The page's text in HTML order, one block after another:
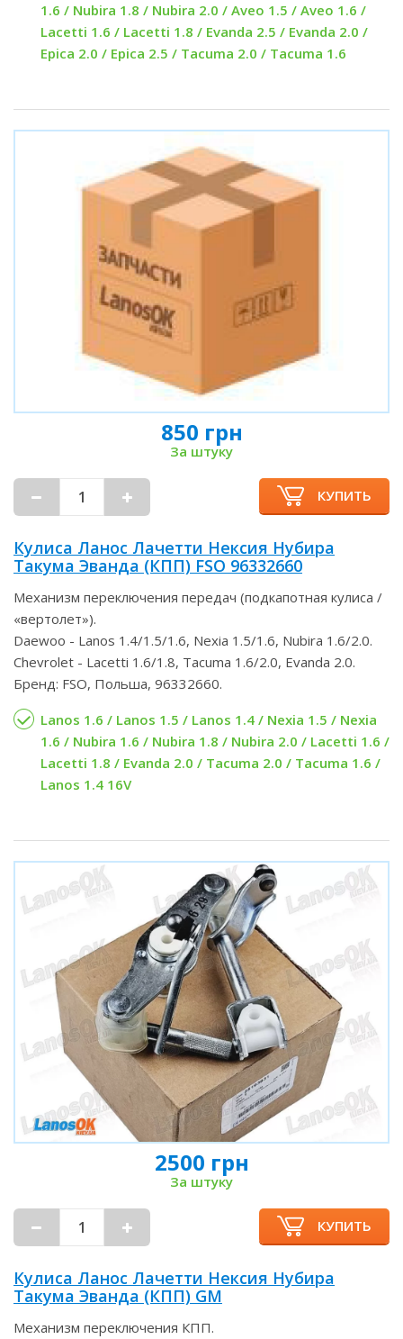
1.6 / Nubira 1.8 / Nubira 2.0 / Aveo 1.5 / Aveo 1.6 /
Lacetti 1.6 / Lacetti 1.8 / Evanda 2.5 / Evanda 2.0 /
Epica 2.0 / Epica 2.5 / Tacuma 2.0 / Tacuma 1.6
850 грн
За штуку
КУПИТЬ
Кулиса Ланос Лачетти Нексия Нубира
Такума Эванда (КПП) FSO 96332660
Механизм переключения передач (подкапотная кулиса /
«вертолет»).
Daewoo - Lanos 1.4/1.5/1.6, Nexia 1.5/1.6, Nubira 1.6/2.0.
Chevrolet - Lacetti 1.6/1.8, Tacuma 1.6/2.0, Evanda 2.0.
Бренд: FSO, Польша, 96332660.
Lanos 1.6 / Lanos 1.5 / Lanos 1.4 / Nexia 1.5 / Nexia
1.6 / Nubira 1.6 / Nubira 1.8 / Nubira 2.0 / Lacetti 1.6 /
Lacetti 1.8 / Evanda 2.0 / Tacuma 2.0 / Tacuma 1.6 /
Lanos 1.4 16V
2500 грн
За штуку
КУПИТЬ
Кулиса Ланос Лачетти Нексия Нубира
Такума Эванда (КПП) GM
Механизм переключения КПП.